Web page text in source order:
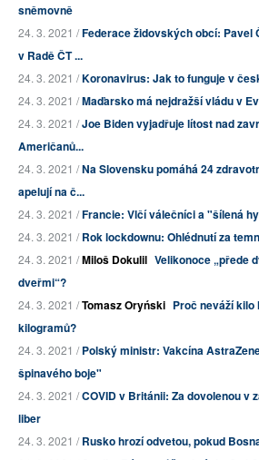
sněmovně
24. 3. 2021 /Federace židovských obcí: Pavel
v Radě ČT ...
24. 3. 2021 /Koronavirus: Jak to funguje v
24. 3. 2021 /Maďarsko má nejdražší vládu v
24. 3. 2021 /Joe Biden vyjadřuje lítost nad
Američanů...
24. 3. 2021 /Na Slovensku pomáhá 24
apelují na č...
24. 3. 2021 /Francie: Vlčí válečníci a "šílená
24. 3. 2021 /Rok lockdownu: Ohlédnutí za
24. 3. 2021 /Miloš Dokulil Velikonoce „přede
dveřmi“?
24. 3. 2021 /Tomasz Oryński Proč neváží kilo
kilogramů?
24. 3. 2021 /Polský ministr: Vakcína
špinavého boje"
24. 3. 2021 /COVID v Británii: Za dovolenou v
liber
24. 3. 2021 /Rusko hrozí odvetou, pokud